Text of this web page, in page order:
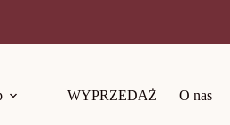
WYPRZEDAŻ O nas